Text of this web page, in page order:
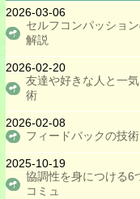
不倫の心理と対
ぼっちで辛い,改
褒め上手になる
本音を見抜く方
マウンティング
真面目過ぎる,
マスクを取るの
2026-03-06
セルフコンパッショ
解説
2026-02-20
友達や好きな人と一
術
2026-02-08
フィードバックの技
2025-10-19
協調性を身につける6
コミュ